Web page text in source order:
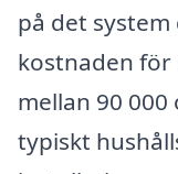
på det
kostnaden för
mellan 90
typiskt